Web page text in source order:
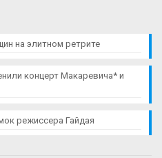
на элитном ретрите
концерт Макаревича* и
режиссера Гайдая